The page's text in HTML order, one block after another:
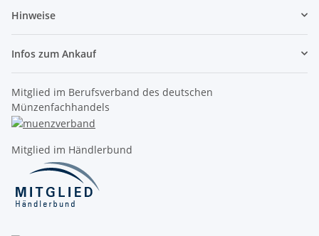
Hinweise
Infos zum Ankauf
Mitglied im Berufsverband des deutschen
Münzenfachhandels
Mitglied im Händlerbund